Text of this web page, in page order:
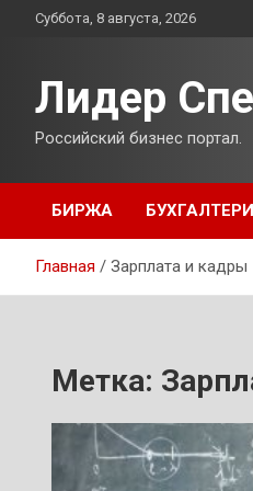
ПерейтиСуббота, 8 августа, 2026
Лидер
Российский бизнес портал.
БИРЖА
Главная Зарплата и кадры
Метка: